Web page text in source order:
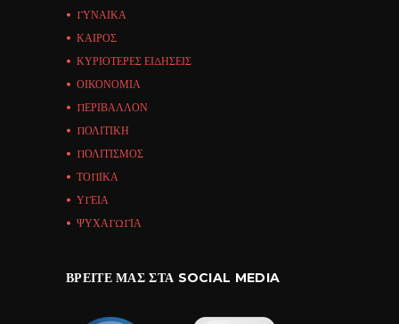
ΓΥΝΑΙΚΑ
ΚΑΙΡΟΣ
ΚΥΡΙΟΤΕΡΕΣ ΕΙΔΗΣΕΙΣ
ΟΙΚΟΝΟΜΙΑ
ΠΕΡΙΒΑΛΛΟΝ
ΠΟΛΙΤΙΚΗ
ΠΟΛΙΤΙΣΜΟΣ
ΤΟΠΙΚΑ
ΥΓΕΙΑ
ΨΥΧΑΓΩΓΙΑ
ΒΡΕΊΤΕ ΜΑΣ ΣΤΑ SOCIAL MEDIA